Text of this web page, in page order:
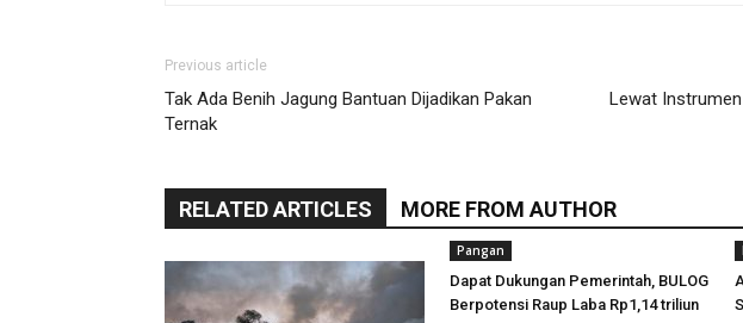
Previous article
Tak Ada Benih Jagung Bantuan Dijadikan Pakan
Ternak
Lewat
RELATED ARTICLES MORE FROM AUTHOR
Pangan
Dapat Dukungan Pemerintah, BULOG
Berpotensi Raup Laba Rp1,14 triliun